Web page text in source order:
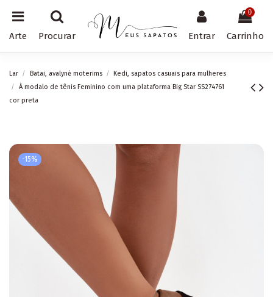
Arte Procurar Entrar
0
Carrinho
Lar Batai, avalynė moterims
Kedi, sapatos casuais para mulheres
À modalo de tênis Feminino com uma plataforma Big Star SS274761
cor preta
-15%